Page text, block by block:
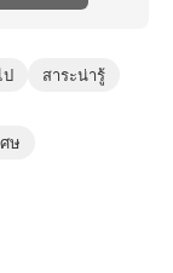
ป สาระน่ารู้
ษ